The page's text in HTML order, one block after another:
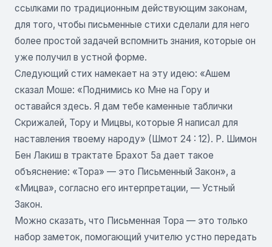
ссылками по традиционным действующим законам,
для того, чтобы письменные стихи сделали для него
более простой задачей вспомнить знания, которые он
уже получил в устной форме.
Следующий стих намекает на эту идею: «Ашем
сказал Моше: «Поднимись ко Мне на Гору и
оставайся здесь. Я дам тебе каменные таблички
Скрижалей, Тору и Мицвы, которые Я написал для
наставления твоему народу» (Шмот 24 : 12). Р. Шимон
Бен Лакиш в трактате Брахот 5а дает такое
объяснение: «Тора» — это Письменный Закон», а
«Мицва», согласно его интерпретации, — Устный
Закон.
Можно сказать, что Письменная Тора — это только
набор заметок, помогающий учителю устно передать